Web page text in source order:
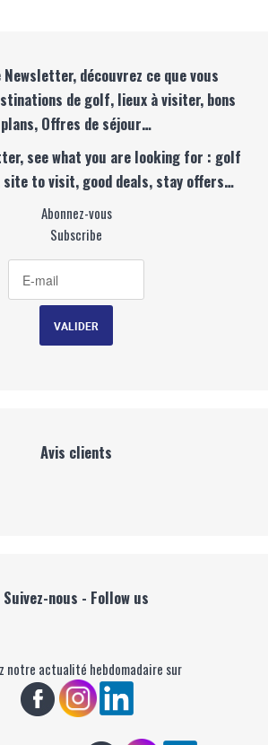
découvrez ce que vous
de golf, lieux à visiter, bons
plans, Offres de séjour…
see what you are looking for : golf
to visit, good deals, stay offers…
Abonnez-vous
Subscribe
Avis clients
Suivez-nous - Follow us
notre actualité hebdomadaire sur